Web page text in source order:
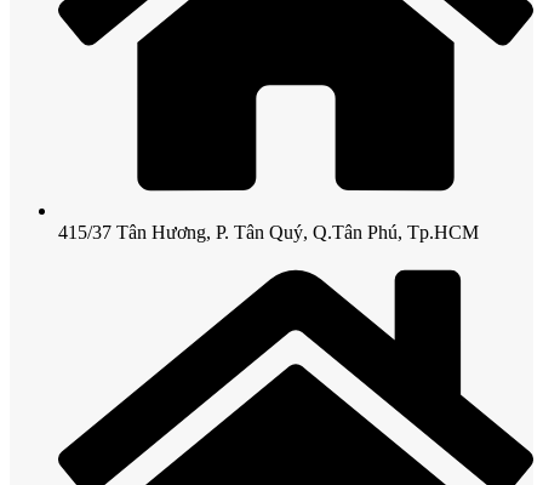
415/37 Tân Hương, P. Tân Quý, Q.Tân Phú, Tp.HCM